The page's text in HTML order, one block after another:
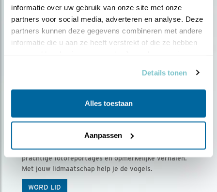
informatie over uw gebruik van onze site met onze
partners voor social media, adverteren en analyse. Deze
partners kunnen deze gegevens combineren met andere
informatie die u aan ze heeft verstrekt of die ze hebben
Details tonen
Alles toestaan
Aanpassen
Ontvang 5 x Vogels voor € 36,00 per jaar
Vogels is het tijdschrift voor onze leden, met
prachtige fotoreportages en opmerkelijke verhalen.
Met jouw lidmaatschap help je de vogels.
WORD LID